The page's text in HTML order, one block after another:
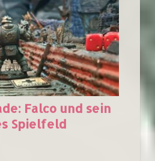
Falco und sein
Spielfeld